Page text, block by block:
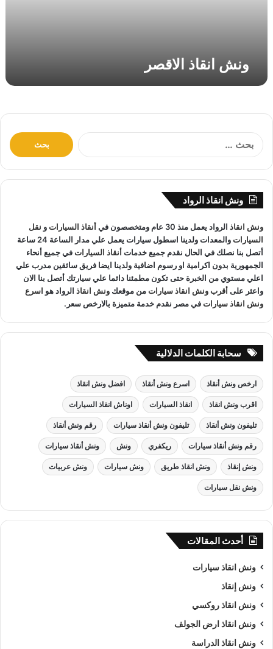
ر
ونش انقاذ الاقصر
:
ونش انقاذ الرواد
ونش انقاذ الرواد يعمل منذ 30 عام ومتخصصون في أنقاذ السياراتو نقل
السيارات
والمعدات ولدينا اسطول سيارات يعمل علي مدار الساعة 24 ساعة
أتصل بنا نصلك في الحال نقدم جميع خدماتأنقاذ السياراتفي جميع أنحاء
الجمهورية بدون اكرامية او رسوم اضافية ولدينا ايضا فريق سائقين مدرب علي
اعلي مستوي من الخبرة حتى تكون مطمئنا دائما علي سيارتك أتصل بنا الان
واعثر علىأقرب ونش انقاذ سياراتمن موقعك ونش انقاذ الرواد هو اسرع
ونش انقاذ سياراتفي مصر نقدم خدمة متميزة بالارخص سعر.
سحابة الكلمات الدلالية
ارخص ونش أنقاذ اسرع ونش أنقاذ افضل ونش انقاذ
اقرب ونش انقاذ انقاذ السيارات اوناش انقاذ السيارات
تليفون ونش أنقاذ تليفون ونش أنقاذ سيارات رقم ونش أنقاذ
رقم ونش أنقاذ سيارات ريكفري ونش ونش أنقاذ سيارات
ونش إنقاذ ونش انقاذ طريق ونش سيارات ونش عربيات
ونش نقل سيارات
أحدث المقالات
ونش انقاذ سيارات
ونش إنقاذ
ونش انقاذ روكسي
ونش انقاذ ارض الجولف
ونش انقاذ الدراسة